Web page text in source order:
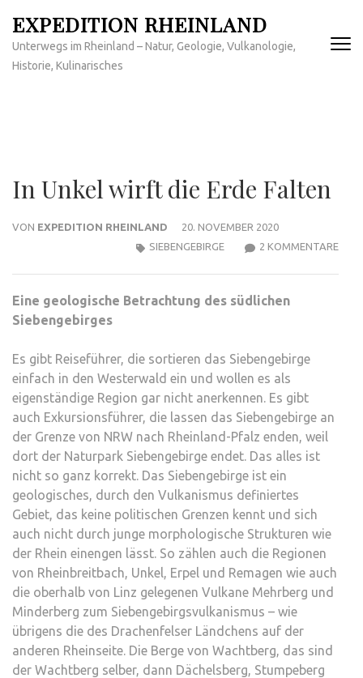
Inhalt
springen
(Enter
EXPEDITION RHEINLAND
Unterwegs im Rheinland – Natur, Geologie, Vulkanologie,
Historie, Kulinarisches
In Unkel wirft die Erde Falten
VON EXPEDITION RHEINLAND
20. NOVEMBER 2020
2 KOMMENTAREZU
SIEBENGEBIRGE
Eine geologische Betrachtung des südlichen
Siebengebirges
Es gibt Reiseführer, die sortieren das Siebengebirge
einfach in den Westerwald ein und wollen es als
eigenständige Region gar nicht anerkennen. Es gibt
auch Exkursionsführer, die lassen das Siebengebirge an
der Grenze von NRW nach Rheinland-Pfalz enden, weil
dort der Naturpark Siebengebirge endet. Das alles ist
nicht so ganz korrekt. Das Siebengebirge ist ein
geologisches, durch den Vulkanismus definiertes
Gebiet, das keine politischen Grenzen kennt und sich
auch nicht durch junge morphologische Strukturen wie
der Rhein einengen lässt. So zählen auch die Regionen
von Rheinbreitbach, Unkel, Erpel und Remagen wie auch
die oberhalb von Linz gelegenen Vulkane Mehrberg und
Minderberg zum Siebengebirgsvulkanismus – wie
übrigens die des Drachenfelser Ländchens auf der
anderen Rheinseite. Die Berge von Wachtberg, das sind
der Wachtberg selber, dann Dächelsberg, Stumpeberg